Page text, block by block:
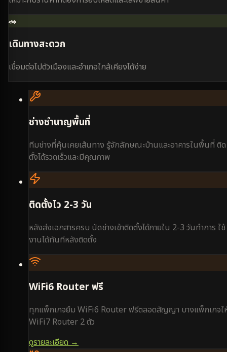
🚗
เดินทางสะดวก
เชื่อมต่อไปตัวเมืองและอำเภอใกล้เคียงได้ง่าย
ช่างชำนาญพื้นที่
ทีมช่างที่คุ้นเคยเส้นทาง รู้จักลักษณะบ้านและอาคารในพื้นที่ ติด
ตั้งได้รวดเร็วและมีคุณภาพ
ติดตั้งไว 2-3 วัน
หลังส่งเอกสารครบ นัดช่างเข้าติดตั้งได้ภายใน 2-3 วันทำการ ใช้
งานได้ทันทีหลังติดตั้ง
WiFi6 Router ฟรี
ทุกแพ็กเกจยืม WiFi6 Router ฟรีตลอดสัญญา บางแพ็กเกจใ
WiFi7 Router 2 ตัว
ดูรายละเอียด →